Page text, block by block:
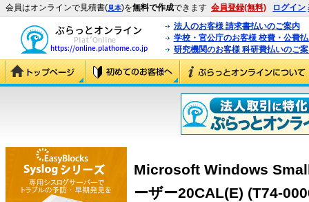
会員はオンラインで見積書(見本)を無料で作成できます 会員登録(無料) ログイン
法人のお客様 請求書払いのご案内
学校・官公庁のお客様 校費・公費
研究機関のお客様 科研費払いのご
Microsoft Windows
ーザー20CAL(E) (T74-